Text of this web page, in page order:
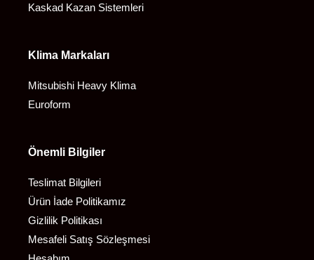
Kaskad Kazan Sistemleri
Klima Markaları
Mitsubishi Heavy Klima
Euroform
Önemli Bilgiler
Teslimat Bilgileri
Ürün İade Politikamız
Gizlilik Politikası
Mesafeli Satış Sözleşmesi